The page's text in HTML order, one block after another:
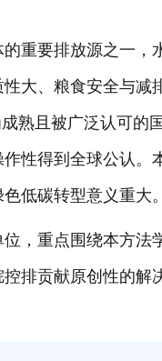
要排放源之一，
大、粮食安全与
熟且被广泛认可
性得到全球公认
低碳转型意义重大。
重点围绕本方法
排贡献原创性的解